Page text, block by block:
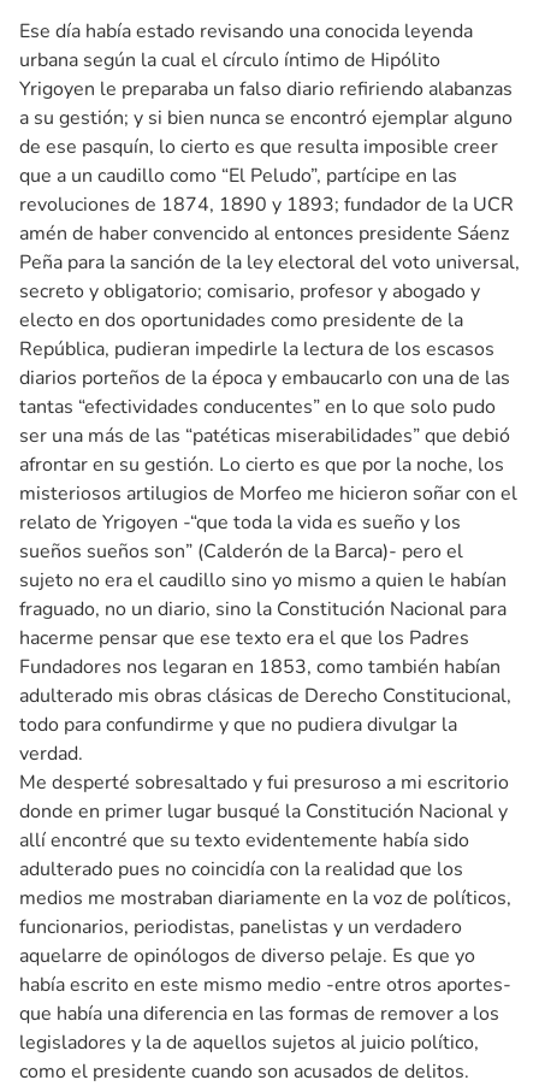
Ese día había estado revisando una conocida leyenda
urbana según la cual el círculo íntimo de Hipólito
Yrigoyen le preparaba un falso diario refiriendo alabanzas
a su gestión; y si bien nunca se encontró ejemplar alguno
de ese pasquín, lo cierto es que resulta imposible creer
que a un caudillo como “El Peludo”, partícipe en las
revoluciones de 1874, 1890 y 1893; fundador de la UCR
amén de haber convencido al entonces presidente Sáenz
Peña para la sanción de la ley electoral del voto universal,
secreto y obligatorio; comisario, profesor y abogado y
electo en dos oportunidades como presidente de la
República, pudieran impedirle la lectura de los escasos
diarios porteños de la época y embaucarlo con una de las
tantas “efectividades conducentes” en lo que solo pudo
ser una más de las “patéticas miserabilidades” que debió
afrontar en su gestión. Lo cierto es que por la noche, los
misteriosos artilugios de Morfeo me hicieron soñar con el
relato de Yrigoyen -“que toda la vida es sueño y los
sueños sueños son” (Calderón de la Barca)- pero el
sujeto no era el caudillo sino yo mismo a quien le habían
fraguado, no un diario, sino la Constitución Nacional para
hacerme pensar que ese texto era el que los Padres
Fundadores nos legaran en 1853, como también habían
adulterado mis obras clásicas de Derecho Constitucional,
todo para confundirme y que no pudiera divulgar la
verdad.
Me desperté sobresaltado y fui presuroso a mi escritorio
donde en primer lugar busqué la Constitución Nacional y
allí encontré que su texto evidentemente había sido
adulterado pues no coincidía con la realidad que los
medios me mostraban diariamente en la voz de políticos,
funcionarios, periodistas, panelistas y un verdadero
aquelarre de opinólogos de diverso pelaje. Es que yo
había escrito en este mismo medio -entre otros aportes-
que había una diferencia en las formas de remover a los
legisladores y la de aquellos sujetos al juicio político,
como el presidente cuando son acusados de delitos.